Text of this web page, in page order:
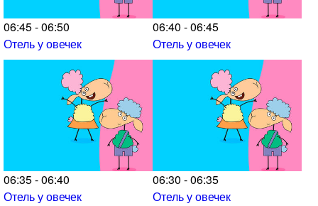
06:45 - 06:50
Отель у овечек
06:40 - 06:45
Отель у овечек
06:35 - 06:40
Отель у овечек
06:30 - 06:35
Отель у овечек